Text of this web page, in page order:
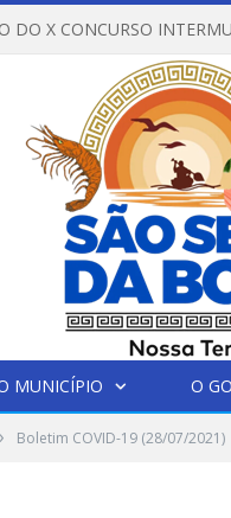
MUNICÍPIO O
Boletim COVID-19 (28/07/2021)